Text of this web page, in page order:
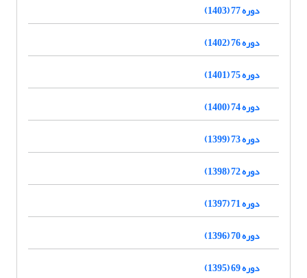
دوره 77 (1403)
دوره 76 (1402)
دوره 75 (1401)
دوره 74 (1400)
دوره 73 (1399)
دوره 72 (1398)
دوره 71 (1397)
دوره 70 (1396)
دوره 69 (1395)